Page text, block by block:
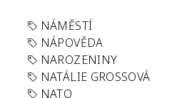
NÁMĚSTÍ
NÁPOVĚDA
NAROZENINY
NATÁLIE GROSSOVÁ
NATO